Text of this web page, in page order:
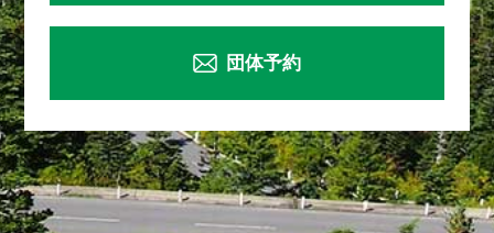
団体予約